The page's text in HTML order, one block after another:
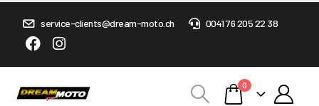
service-clients@dream-moto.ch 0041 76 205 22 38
0